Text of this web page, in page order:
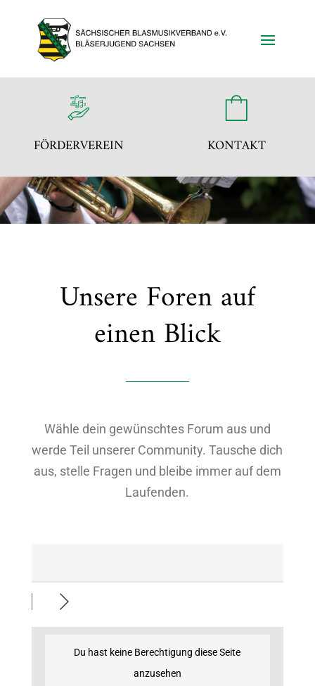
FÖRDERVEREIN KONTAKT
Unsere Foren auf
einen Blick
Wähle dein gewünschtes Forum aus und
werde Teil unserer Community. Tausche dich
aus, stelle Fragen und bleibe immer auf dem
Laufenden.
Du hast keine Berechtigung diese Seite
anzusehen